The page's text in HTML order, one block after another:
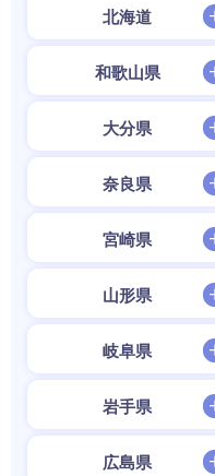
北海道
和歌山県
大分県
奈良県
宮崎県
山形県
岐阜県
岩手県
広島県